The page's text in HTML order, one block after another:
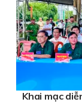
Khai mạc